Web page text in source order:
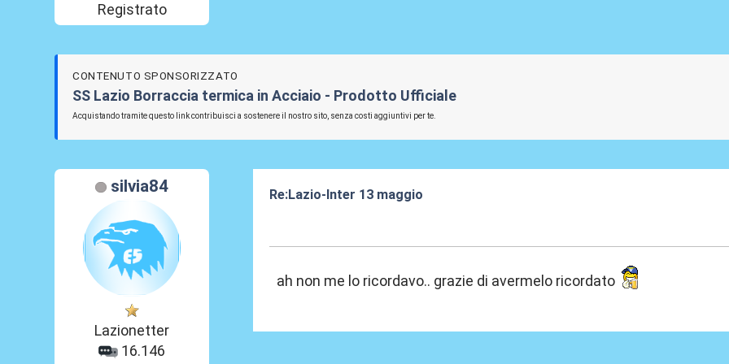
Registrato
CONTENUTO SPONSORIZZATO
SS Lazio Borraccia termica in Acciaio - Prodotto Ufficiale
Acquistando tramite questo link contribuisci a sostenere il nostro sito, senza costi aggiuntivi per te.
silvia84
Lazionetter
16.146
Re:Lazio-Inter 13 maggio
ah non me lo ricordavo.. grazie di avermelo ricordato